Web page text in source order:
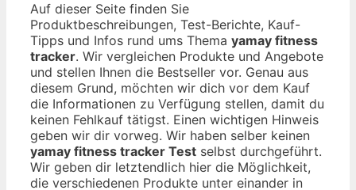
Auf dieser Seite finden Sie
Produktbeschreibungen, Test-Berichte, Kauf-
Tipps und Infos rund ums Thema yamay fitness
tracker. Wir vergleichen Produkte und Angebote
und stellen Ihnen die Bestseller vor. Genau aus
diesem Grund, möchten wir dich vor dem Kauf
die Informationen zu Verfügung stellen, damit du
keinen Fehlkauf tätigst. Einen wichtigen Hinweis
geben wir dir vorweg. Wir haben selber keinen
yamay fitness tracker Test selbst durchgeführt.
Wir geben dir letztendlich hier die Möglichkeit,
die verschiedenen Produkte unter einander in